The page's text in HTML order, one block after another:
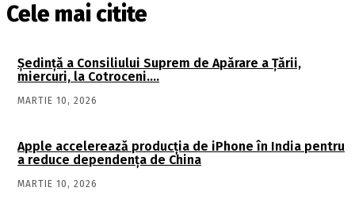
Cele mai citite
Şedinţă a Consiliului Suprem de Apărare a Ţării,
miercuri, la Cotroceni….
MARTIE 10, 2026
Apple accelerează producția de iPhone în India pentru
a reduce dependența de China
MARTIE 10, 2026